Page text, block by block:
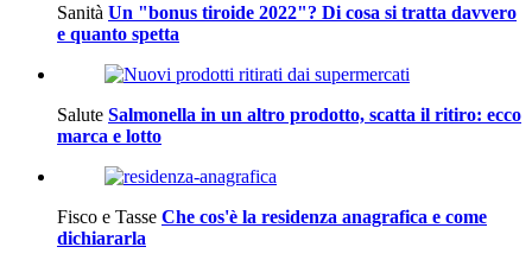
Sanità Un "bonus tiroide 2022"? Di cosa si tratta davvero
e quanto spetta
Salute Salmonella in un altro prodotto, scatta il ritiro: ecco
marca e lotto
Fisco e Tasse Che cos'è la residenza anagrafica e come
dichiararla